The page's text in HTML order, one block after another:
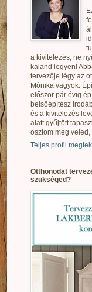
a kivitelezés, ne
kaland legyen!
tervezője légy az
Mónika vagyok.
először pár évig
belsőépítész
és a kivitelezés
alatt gyűjtött
osztom meg veled,
Teljes profil
Otthonodat
szükséged?